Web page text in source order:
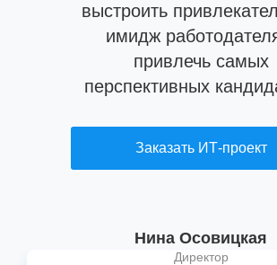
выстроить
имидж
привлечь самых
перспективных
Заказать ИТ-проект
Нина Осовицкая
Директор